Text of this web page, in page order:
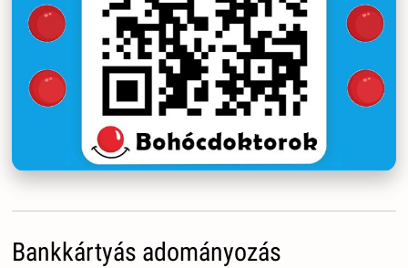
Bankkártyás adományozás